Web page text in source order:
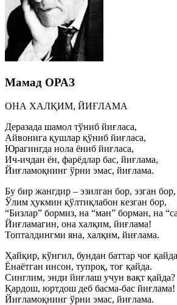
Мамад ОРАЗ
ОНА ХАЛҚИМ, ЙИҒЛАМА
Деразада шамол тўниб йиғласа,
Айвонига қушлар қўниб йиғласа,
Юрагингда нола ёниб йиғласа,
Ич-ичдан ён, фарёдлар бас, йиғлама,
Йиғламоқнинг ўрни эмас, йиғлама.
Бу бир жангдир – эзилган бор, эзган бор,
Ўлим ҳукмин қўлтиқлабон кезган бор,
“Бизлар” бормиз, на “ман” борман, на
Йиғламагин, она халқим, йиғлама!
Топталдингми яна, халқим, йиғлама.
Ҳайқир, кўнгил, бундан баттар чоғ
Ёнаётган инсон, тупроқ, тоғ қайда.
Синглим, энди йиғлаш учун вақт қайда?
Қардош, юртдош деб басма-бас йиғлама!
Йиғламоқнинг ўрни эмас, йиғлама.